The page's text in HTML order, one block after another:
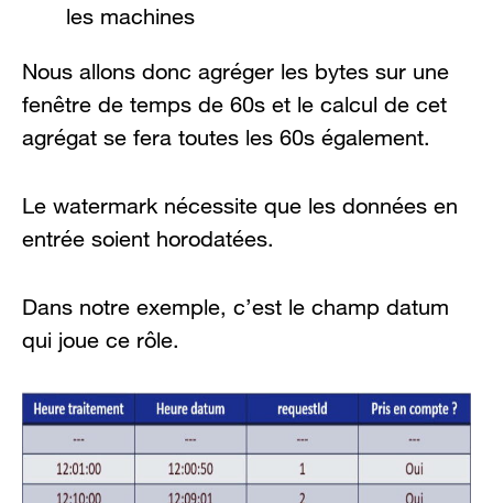
les machines
Nous allons donc agréger les bytes sur une
fenêtre de temps de 60s et le calcul de cet
agrégat se fera toutes les 60s également.
Le watermark nécessite que les données en
entrée soient horodatées.
Dans notre exemple, c’est le champ datum
qui joue ce rôle.